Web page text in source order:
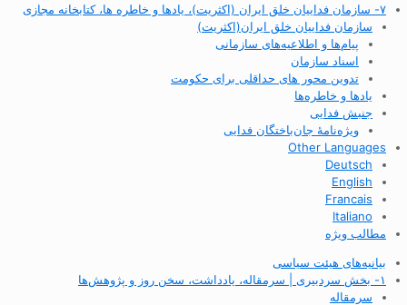
۷- سازمان فداییان خلق ایران (اکثریت)، یادها و خاطره ها، کتابخانه مجازی
سازمان فداییان خلق ایران(اکثریت)
پیام‌ها و اطلاعیه‌های سازمانی
اسناد سازمان
تدوین محور های حداقلی برای حکومت
یادها و خاطره‌ها
جنبش فدایی
ویژه‌نامهٔ جان‌باختگان فدایی
Other Languages
Deutsch
English
Francais
Italiano
مطالب ویژه
بیانیه‌های هیئت سیاسی
۱- بخش سردبیری | سرمقاله، یادداشت، سخن روز و پژوهش‌ها
سرمقاله